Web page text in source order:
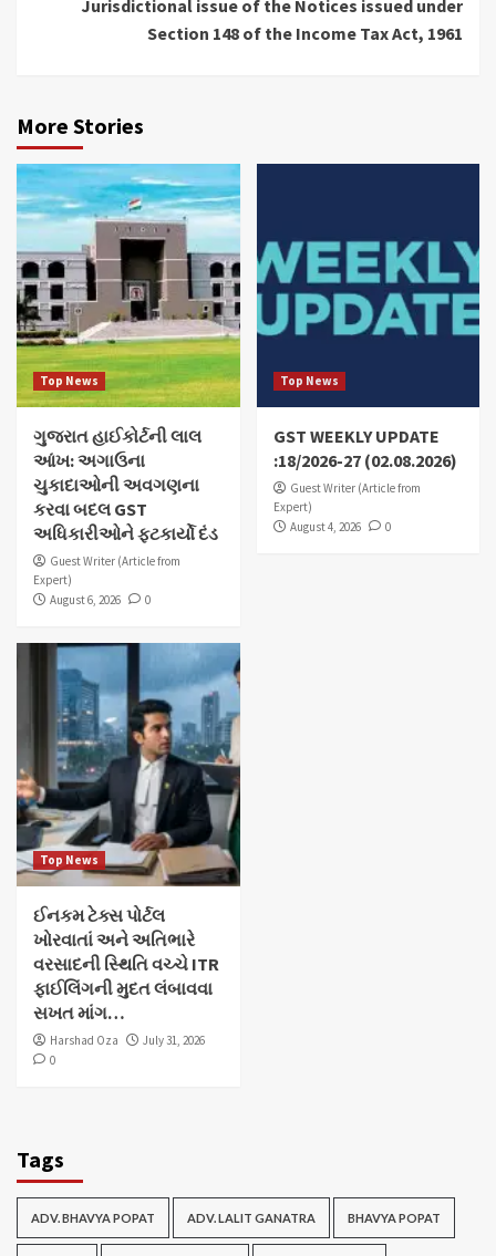
Jurisdictional issue of the Notices issued under
Section 148 of the Income Tax Act, 1961
More Stories
Top News
ગુજરાત હાઈકોર્ટની લાલ
આંખ: અગાઉના
ચુકાદાઓની અવગણના
કરવા બદલ GST
અધિકારીઓને ફટકાર્યો દંડ
Guest Writer (Article from
Expert)
August 6, 2026
0
Top News
GST WEEKLY UPDATE
:18/2026-27 (02.08.2026)
Guest Writer (Article from
Expert)
August 4, 2026
0
Top News
ઈનકમ ટેક્સ પોર્ટલ
ખોરવાતાં અને અતિભારે
વરસાદની સ્થિતિ વચ્ચે ITR
ફાઈલિંગની મુદત લંબાવવા
સખત માંગ…
Harshad Oza
July 31, 2026
0
Tags
ADV. BHAVYA POPAT ADV. LALIT GANATRA BHAVYA POPAT